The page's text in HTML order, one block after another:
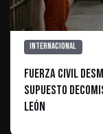
Internacional
Fuerza Civil
Supuesto
León